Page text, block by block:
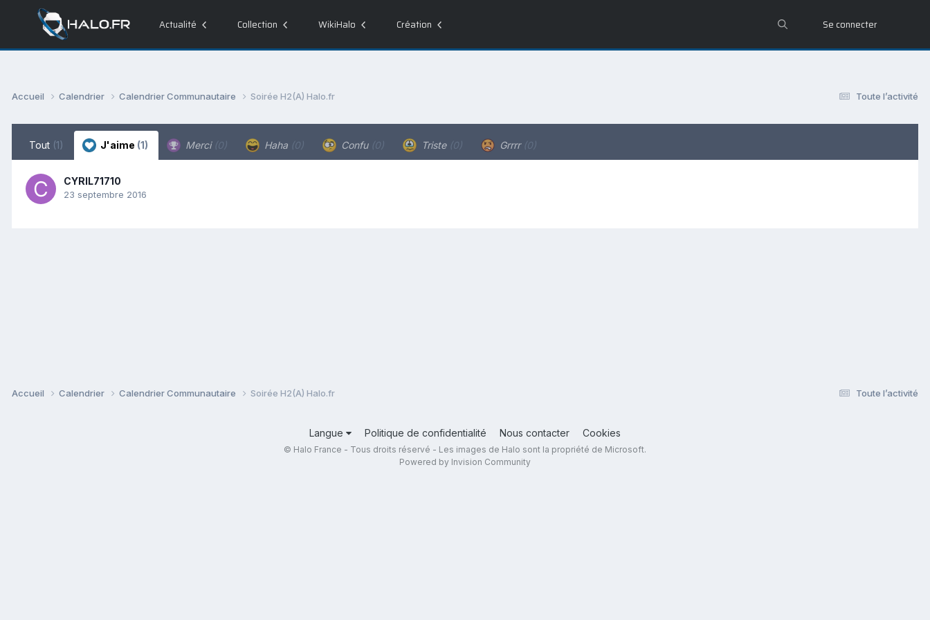
Actualité Collection WikiHalo Création Se connecter
Toute l’activité
Accueil Calendrier Calendrier Communautaire Soirée H2(A) Halo.fr
Tout (1) J'aime (1) Merci (0) Haha (0) Confu (0) Triste (0) Grrrr (0)
CYRIL71710
23 septembre 2016
Toute l’activité
Accueil Calendrier Calendrier Communautaire Soirée H2(A) Halo.fr
Langue Politique de confidentialité Nous contacter Cookies
© Halo France - Tous droits réservé - Les images de Halo sont la propriété de Microsoft.
Powered by Invision Community